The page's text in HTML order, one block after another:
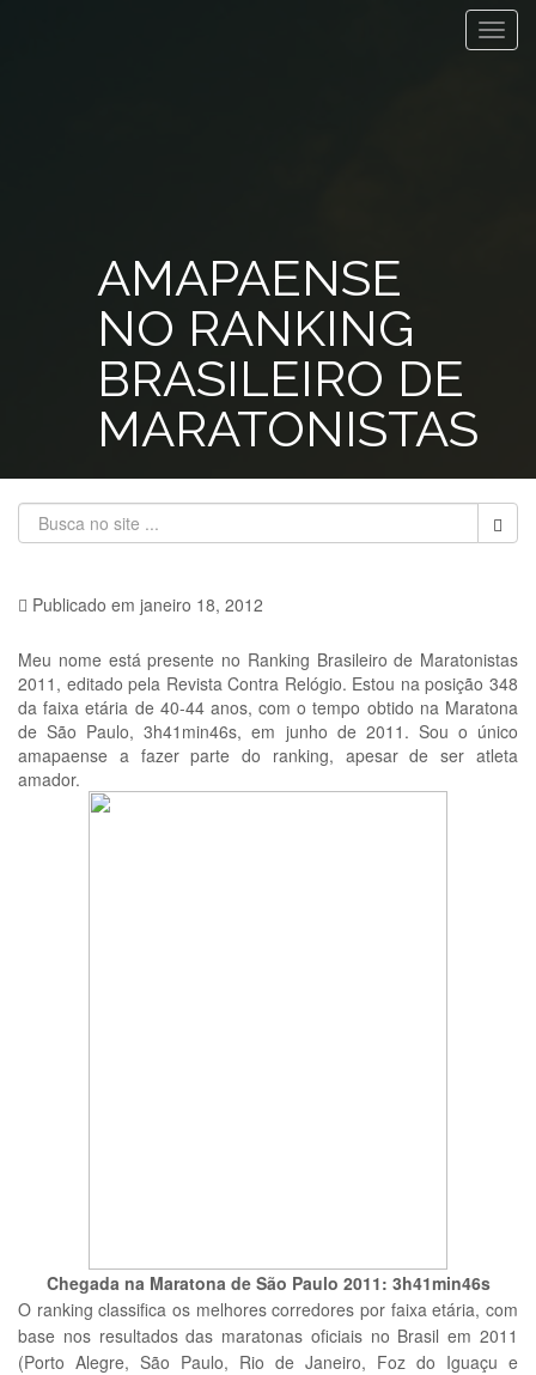
AMAPAENSE
NO RANKING
BRASILEIRO DE
MARATONISTAS
Publicado em janeiro 18, 2012
Meu nome está presente no Ranking Brasileiro de Maratonistas
2011, editado pela Revista Contra Relógio. Estou na posição 348
da faixa etária de 40-44 anos, com o tempo obtido na Maratona
de São Paulo, 3h41min46s, em junho de 2011. Sou o único
amapaense a fazer parte do ranking, apesar de ser atleta
amador.
Chegada na Maratona de São Paulo 2011: 3h41min46s
O ranking classifica os melhores corredores por faixa etária, com
base nos resultados das maratonas oficiais no Brasil em 2011
(Porto Alegre, São Paulo, Rio de Janeiro, Foz do Iguaçu e